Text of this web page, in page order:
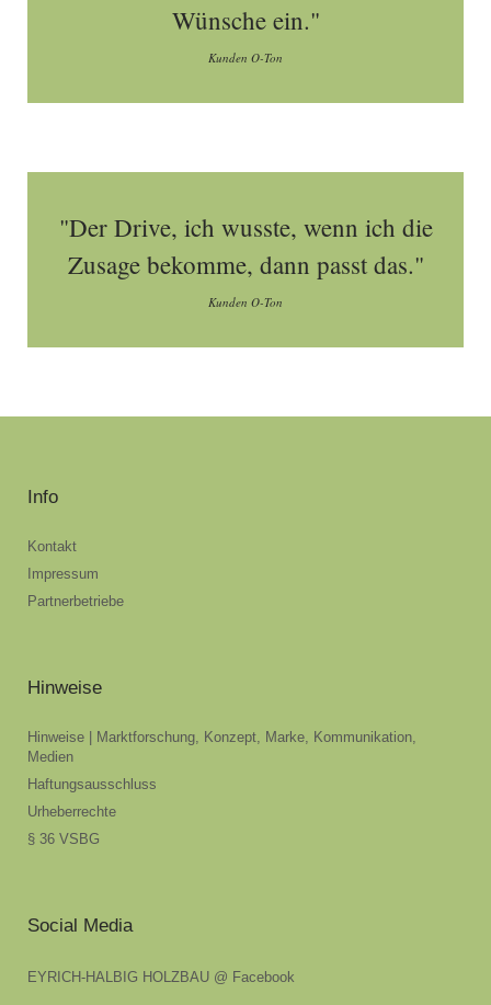
Wünsche ein."
Kunden O-Ton
"Der Drive, ich wusste, wenn ich die
Zusage bekomme, dann passt das."
Kunden O-Ton
Info
Kontakt
Impressum
Partnerbetriebe
Hinweise
Hinweise | Marktforschung, Konzept, Marke, Kommunikation,
Medien
Haftungsausschluss
Urheberrechte
§ 36 VSBG
Social Media
EYRICH-HALBIG HOLZBAU @ Facebook